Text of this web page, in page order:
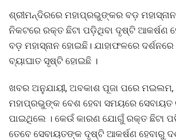
ଶ୍ରୀମନ୍ଦିରରେ ମହାପ୍ରଭୁଙ୍କର ବଡ଼
ନିକଟରେ ରକ୍ତ ଛିଟା ପଡ଼ିଥିବା ଦୃଷ୍ଟି ଆକର୍ଷଣ
ବଡ଼ ମହାସ୍ନାନ ହୋଇଛି। ଯାହାଫଳରେ
ବ୍ୟାଘାତ ସୃଷ୍ଟି ହୋଇଛି ।
ଖବର ଅନୁଯାୟୀ, ଅବକାଶ ପୂଜା ପରେ
ମହାପ୍ରଭୁଙ୍କ ବେଶ ହେବା ସମୟରେ ସେବାୟତ
ପାଇଥିଲେ । କେଉଁ କାରଣ ଯୋଗୁଁ ରକ୍ତ ଛିଟା
ତେବେ ସେବାୟତଙ୍କ ଦୃଷ୍ଟି ଆକର୍ଷଣ ହେବାରୁ